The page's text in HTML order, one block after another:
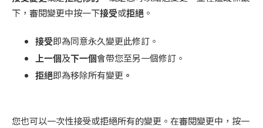
下，審閱變更中按一下接受或拒絕 。
接受即為同意永久變更此修訂。
上一個及下一個會帶您至另一個修訂。
拒絕即為移除所有變更 。
您也可以一次性接受或拒絕所有的變更。在審閱變更中，按一